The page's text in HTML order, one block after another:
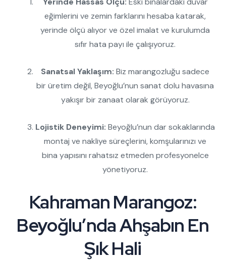
eğimlerini ve zemin farklarını hesaba katarak,
yerinde ölçü alıyor ve özel imalat ve kurulumda
sıfır hata payı ile çalışıyoruz.
Sanatsal Yaklaşım: Biz marangozluğu sadece
bir üretim değil, Beyoğlu’nun sanat dolu havasına
yakışır bir zanaat olarak görüyoruz.
Lojistik Deneyimi: Beyoğlu’nun dar sokaklarında
montaj ve nakliye süreçlerini, komşularınızı ve
bina yapısını rahatsız etmeden profesyonelce
yönetiyoruz.
Kahraman Marangoz:
Beyoğlu’nda Ahşabın En
Şık Hali